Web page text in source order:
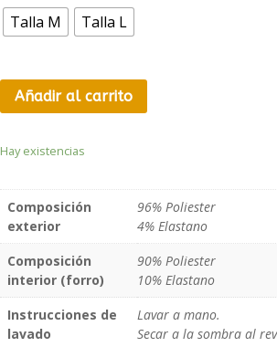
120,00 €.
Talla M Talla L
Añadir al carrito
Hay existencias
Composición
exterior
96% Poliester
4% Elastano
Composición
interior (forro)
90% Poliester
10% Elastano
Instrucciones de
lavado
Lavar a mano.
Secar a la sombra al